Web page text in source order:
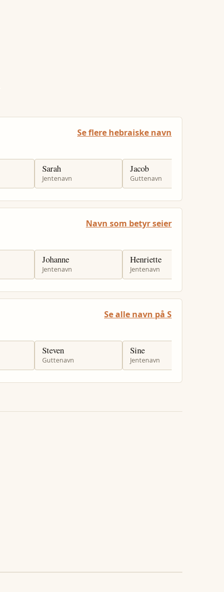
Se flere hebraiske navn
Sarah
Jentenavn
Jacob
Guttenavn
Navn som betyr seier
Johanne
Jentenavn
Henriette
Jentenavn
Se alle navn på S
Steven
Guttenavn
Sine
Jentenavn